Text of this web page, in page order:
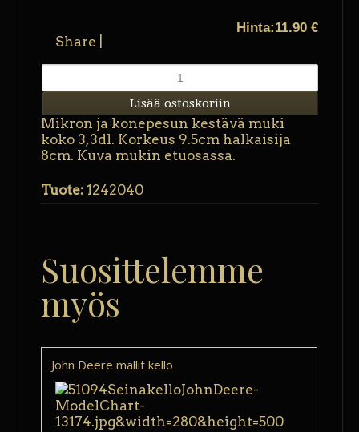
Share
Hinta:11.90 €
Mikron ja konepesun kestävä muki
koko 3,3dl. Korkeus 9.5cm halkaisija
8cm. Kuva mukin etuosassa.
Tuote: 1242040
Suosittelemme
myös
John Deere mallit kello